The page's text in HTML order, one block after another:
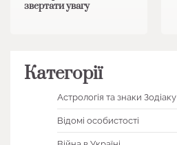
звертати увагу
Категорії
Астрологія та знаки Зодіаку
Відомі особистості